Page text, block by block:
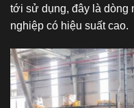
tới sử dụng, đây là dòng
nghiệp có hiệu suất cao.